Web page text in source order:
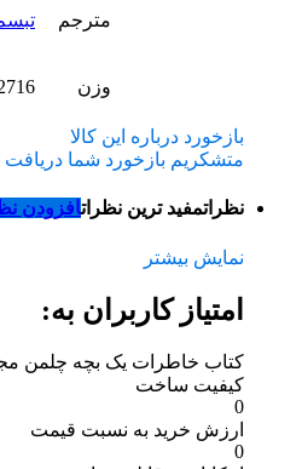
مترجم
وزن 2716
بازخورد درباره این کالا
متشکریم بازخورد شما
نظراتمفید ترین نظراتافزودن
نمایش بیشتر
امتیاز کاربران به:
کتاب خاطرات یک بچه چلمن مجموعه
کیفیت ساخت
0
ارزش خرید به نسبت قیمت
0